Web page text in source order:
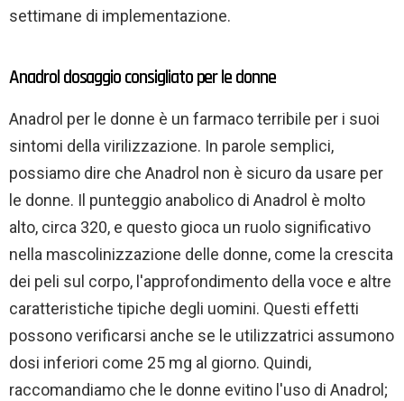
settimane di implementazione.
Anadrol dosaggio consigliato per le donne
Anadrol per le donne è un farmaco terribile per i suoi
sintomi della virilizzazione. In parole semplici,
possiamo dire che Anadrol non è sicuro da usare per
le donne. Il punteggio anabolico di Anadrol è molto
alto, circa 320, e questo gioca un ruolo significativo
nella mascolinizzazione delle donne, come la crescita
dei peli sul corpo, l'approfondimento della voce e altre
caratteristiche tipiche degli uomini. Questi effetti
possono verificarsi anche se le utilizzatrici assumono
dosi inferiori come 25 mg al giorno. Quindi,
raccomandiamo che le donne evitino l'uso di Anadrol;